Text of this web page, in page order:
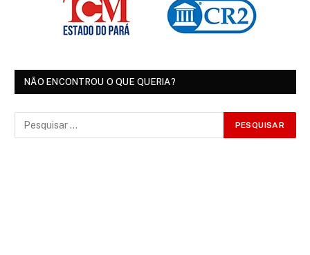
NÃO ENCONTROU O QUE QUERIA?